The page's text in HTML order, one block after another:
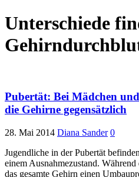
Unterschiede
Pubertät: Bei Mädchen
die Gehirne gegensätzlich
28. Mai 2014 Diana Sander 0
Jugendliche in der Pubertät
einem Ausnahmezustand.
das gesamte Gehirn einen